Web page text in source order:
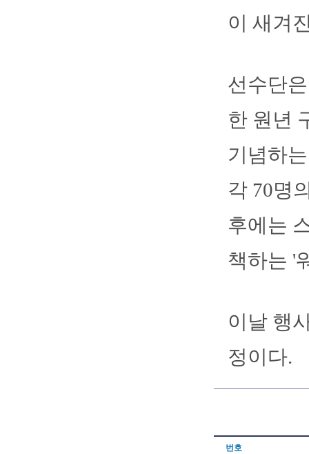
이 새겨
선수단
한 원년
기념하
각 70명
후에는
책하는 '
이날 행
정이다.
번호